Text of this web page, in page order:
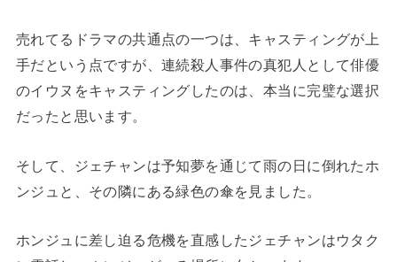
売れてるドラマの共通点の一つは、キャスティングが上
手だという点ですが、連続殺人事件の真犯人として俳優
のイウヌをキャスティングしたのは、本当に完璧な選択
だったと思います。
そして、ジェチャンは予知夢を通じて雨の日に倒れたホ
ンジュと、その隣にある緑色の傘を見ました。
ホンジュに差し迫る危機を直感したジェチャンはウタク